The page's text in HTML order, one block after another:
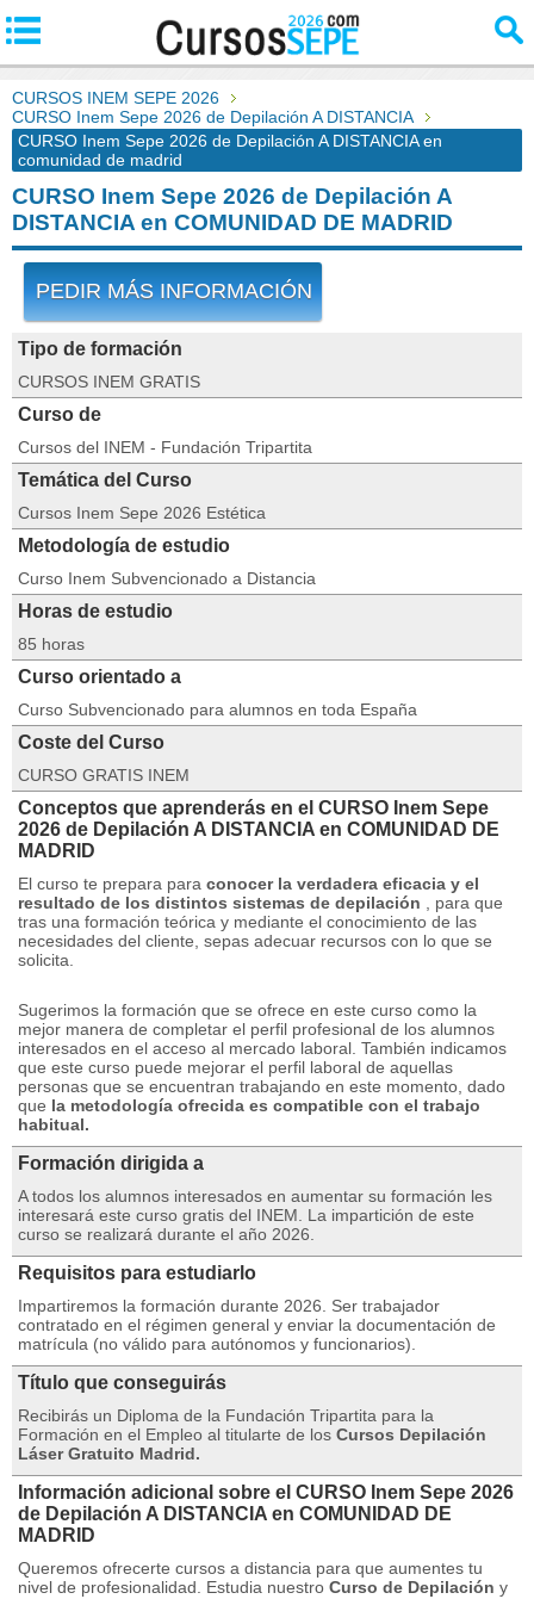
CURSOS INEM SEPE 2026
CURSO Inem Sepe 2026 de Depilación A DISTANCIA
CURSO Inem Sepe 2026 de Depilación A DISTANCIA en
comunidad de madrid
CURSO Inem Sepe 2026 de Depilación A
DISTANCIA en COMUNIDAD DE MADRID
PEDIR MÁS INFORMACIÓN
Tipo de formación
CURSOS INEM GRATIS
Curso de
Cursos del INEM - Fundación Tripartita
Temática del Curso
Cursos Inem Sepe 2026 Estética
Metodología de estudio
Curso Inem Subvencionado a Distancia
Horas de estudio
85 horas
Curso orientado a
Curso Subvencionado para alumnos en toda España
Coste del Curso
CURSO GRATIS INEM
Conceptos que aprenderás en el CURSO Inem Sepe
2026 de Depilación A DISTANCIA en COMUNIDAD DE
MADRID
El curso te prepara para conocer la verdadera eficacia y el
resultado de los distintos sistemas de depilación , para que
tras una formación teórica y mediante el conocimiento de las
necesidades del cliente, sepas adecuar recursos con lo que se
solicita.
Sugerimos la formación que se ofrece en este curso como la
mejor manera de completar el perfil profesional de los alumnos
interesados ​​en el acceso al mercado laboral. También indicamos
que este curso puede mejorar el perfil laboral de aquellas
personas que se encuentran trabajando en este momento, dado
que la metodología ofrecida es compatible con el trabajo
habitual.
Formación dirigida a
A todos los alumnos interesados ​​en aumentar su formación les
interesará este curso gratis del INEM. La impartición de este
curso se realizará durante el año 2026.
Requisitos para estudiarlo
Impartiremos la formación durante 2026. Ser trabajador
contratado en el régimen general y enviar la documentación de
matrícula (no válido para autónomos y funcionarios).
Título que conseguirás
Recibirás un Diploma de la Fundación Tripartita para la
Formación en el Empleo al titularte de los Cursos Depilación
Láser Gratuito Madrid.
Información adicional sobre el CURSO Inem Sepe 2026
de Depilación A DISTANCIA en COMUNIDAD DE
MADRID
Queremos ofrecerte cursos a distancia para que aumentes tu
nivel de profesionalidad. Estudia nuestro Curso de Depilación y